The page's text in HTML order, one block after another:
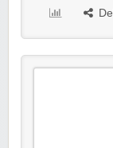
Del